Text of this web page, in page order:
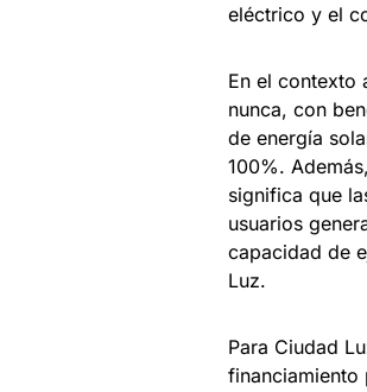
eléctrico y el
En el contexto
nunca, con
de energía
100%.
significa que
usuarios
capacidad de
Luz.
Para Ciudad
financiamiento